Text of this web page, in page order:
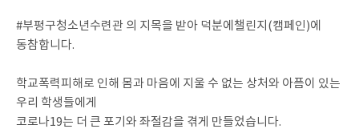
#부평구청소년수련관 의 지목을 받아 덕분에챌린지(캠페인)에
동참합니다.
학교폭력피해로 인해 몸과 마음에 지울 수 없는 상처와 아픔이 있는
우리 학생들에게
코로나19는 더 큰 포기와 좌절감을 겪게 만들었습니다.